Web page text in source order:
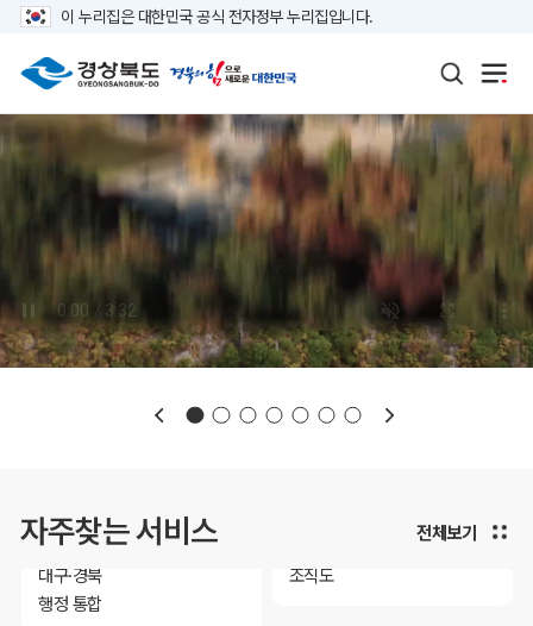
이 누리집은 대한민국 공식 전자정부 누리집입니다.
자주찾는 서비스
보도자료 재정정보
대구·경북
행정 통합
조직도
전체보기